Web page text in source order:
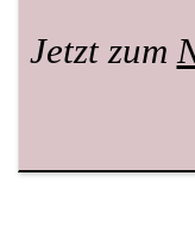
Jetzt zum